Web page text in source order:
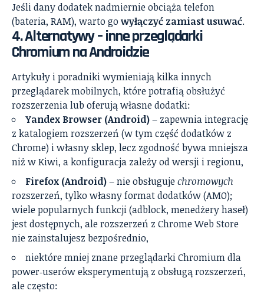
Jeśli dany dodatek nadmiernie obciąża telefon
(bateria, RAM), warto gowyłączyć zamiast usuwać.
4. Alternatywy – inne przeglądarki
Chromium na Androidzie
Artykuły i poradniki wymieniają kilka innych
przeglądarek mobilnych, które potrafią obsłużyć
rozszerzenia lub oferują własne dodatki:
Yandex Browser (Android)– zapewnia integrację
z katalogiem rozszerzeń (w tym część dodatków z
Chrome) i własny sklep, lecz zgodność bywa mniejsza
niż w Kiwi, a konfiguracja zależy od wersji i regionu,
Firefox (Android)– nie obsługujechromowych
rozszerzeń, tylko własny format dodatków (AMO);
wiele popularnych funkcji (adblock, menedżery haseł)
jest dostępnych, ale rozszerzeń z Chrome Web Store
nie zainstalujesz bezpośrednio,
niektóre mniej znane przeglądarki Chromium dla
power‑userów eksperymentują z obsługą rozszerzeń,
ale często: